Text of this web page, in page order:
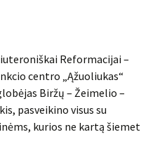
Reformacijai –
centro „Ąžuoliukas“
Biržų – Žeimelio –
pasveikino visus su
kurios ne kartą šiemet